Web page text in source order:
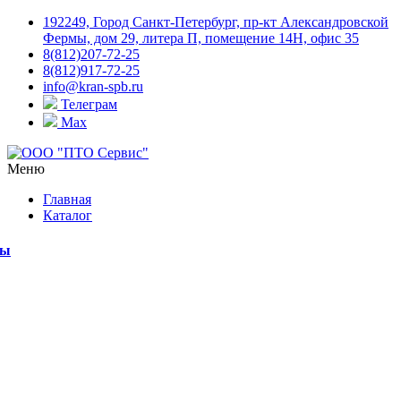
192249, Город Санкт-Петербург, пр-кт Александровской
Фермы, дом 29, литера П, помещение 14Н, офис 35
8(812)207-72-25
8(812)917-72-25
info@kran-spb.ru
Телеграм
Max
Меню
Главная
Каталог